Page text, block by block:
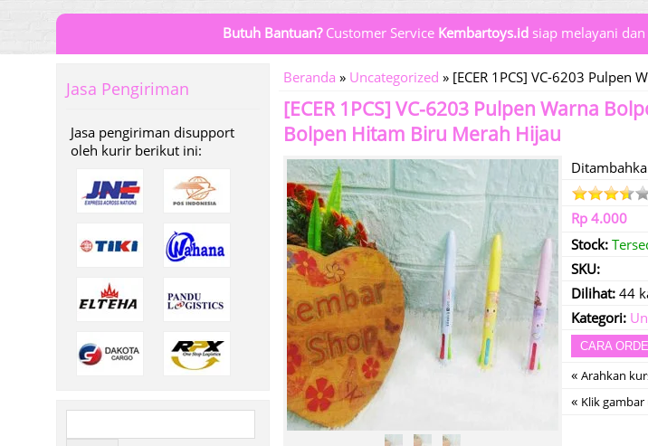
Butuh Bantuan?Customer Service Kembartoys.idsiap melayani dan
Beranda » Uncategorized » [ECER 1PCS] VC-6203
[ECER 1PCS] VC-6203 Pulpen Warna
Bolpen Hitam Biru Merah Hijau
Rp 4.000
Stock:
SKU:
Dilihat: 44
Kategori:
CARA
« Arahkan
« Klik gambar
Jasa Pengiriman
Jasa pengiriman disupport
oleh kurir berikut ini:
for: